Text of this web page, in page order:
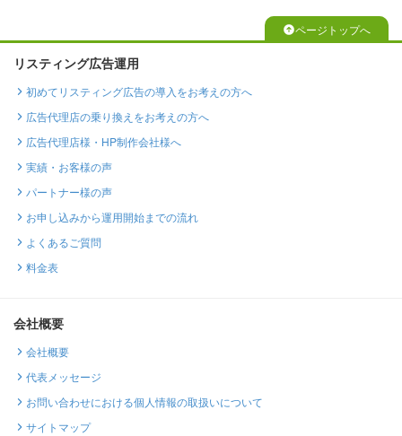
ページトップへ
リスティング広告運用
初めてリスティング広告の導入をお考えの方へ
広告代理店の乗り換えをお考えの方へ
広告代理店様・HP制作会社様へ
実績・お客様の声
パートナー様の声
お申し込みから運用開始までの流れ
よくあるご質問
料金表
会社概要
会社概要
代表メッセージ
お問い合わせにおける個人情報の取扱いについて
サイトマップ